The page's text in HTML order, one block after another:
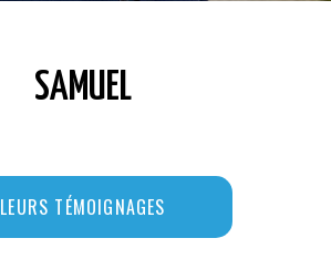
SAMUEL
LEURS TÉMOIGNAGES